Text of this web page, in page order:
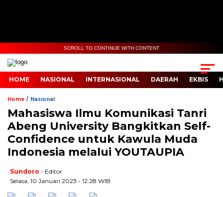
SCROLL TO CONTINUE WITH CONTENT
HOME NASIONAL INTERNASIONAL DAERAH EKBIS
Home / Nasional
Mahasiswa Ilmu Komunikasi Tanri
Abeng University Bangkitkan Self-
Confidence untuk Kawula Muda
Indonesia melalui YOUTAUPIA
Sundoro - Editor
Selasa, 10 Januari 2023 - 12:28 WIB